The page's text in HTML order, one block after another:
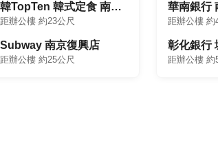
韓TopTen 韓式定食 南京復興店
距辦公樓 約23公尺
Subway 南京復興店
距辦公樓 約25公尺
華南銀行
距辦公樓 約
彰化銀行
距辦公樓 約